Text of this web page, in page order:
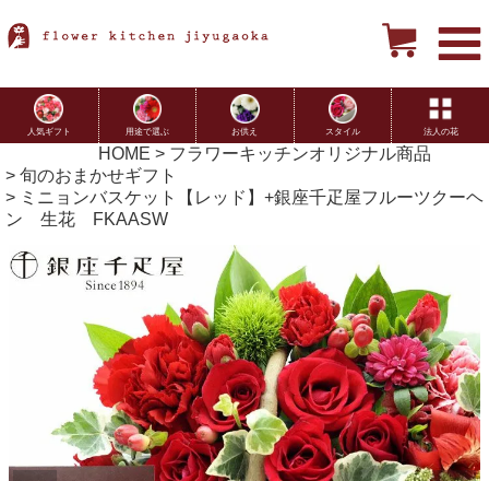
人気ギフト 用途で選ぶ お供え スタイル 法人の花
HOME
フラワーキッチンオリジナル商品
旬のおまかせギフト
ミニョンバスケット【レッド】+銀座千疋屋フルーツクーヘ
ン 生花 FKAASW